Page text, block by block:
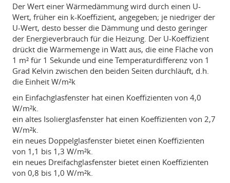
Der Wert einer Wärmedämmung wird durch einen U-
Wert, früher ein k-Koeffizient, angegeben; je niedriger der
U-Wert, desto besser die Dämmung und desto geringer
der Energieverbrauch für die Heizung. Der U-Koeffizient
drückt die Wärmemenge in Watt aus, die eine Fläche von
1 m² für 1 Sekunde und eine Temperaturdifferenz von 1
Grad Kelvin zwischen den beiden Seiten durchläuft, d.h.
die Einheit W/m²k
ein Einfachglasfenster hat einen Koeffizienten von 4,0
W/m²k.
ein altes Isolierglasfenster hat einen Koeffizienten von 2,7
W/m²k.
ein neues Doppelglasfenster bietet einen Koeffizienten
von 1,1 bis 1,3 W/m²k.
ein neues Dreifachglasfenster bietet einen Koeffizienten
von 0,8 bis 1,0 W/m²k.